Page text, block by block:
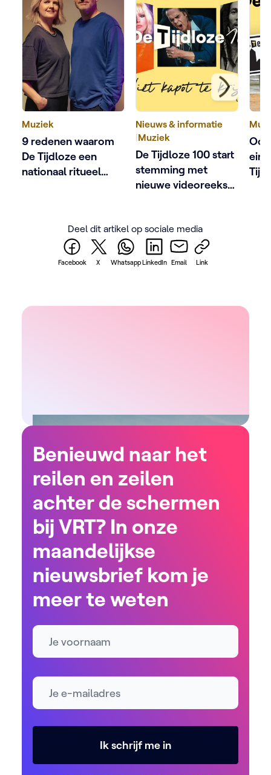
Muziek
9 redenen waarom
De Tijdloze een
nationaal ritueel
Nieuws & informatie
|Muziek
De Tijdloze 100 start
stemming met
nieuwe videoreeks
Oostende
Deel dit artikel op sociale media
Facebook X WhatsappLinkedIn Email Link
Benieuwd naar het
reilen en zeilen
achter de schermen
bij VRT? In onze
maandelijkse
nieuwsbrief kom je
meer te weten
Naam
E-mailadres *
Ik schrijf me in